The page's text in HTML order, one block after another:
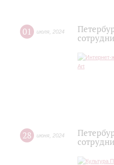
01 июля 2024
28 июня 2024